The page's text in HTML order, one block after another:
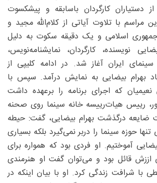
کارگردان باسابقه و پیشکسوت
مراسم با تلاوت آیاتی از کلام‌الله مجید و
اسلامی و یک دقیقه سکوت به دلیل
نویسنده، کارگردان، نمایشنامه‌نویس،
ایران آغاز شد. در ادامه کلیپی از
بهرام بیضایی به نمایش درآمد. سپس با
که اجرای برنامه را برعهده داشت
رییس هیات‌رییسه خانه سینما روی صحنه
درگذشت بهرام بیضایی، گفت: حیطه
حوزه سینما را دربر نمی‌گیرد بلکه بسیاری
آموختیم. او فردی بود که همواره برای
اززش قائل بود و می‌توان گفت او هنرمندی
با شرافت زندگی کرد. او با بیان اینکه در